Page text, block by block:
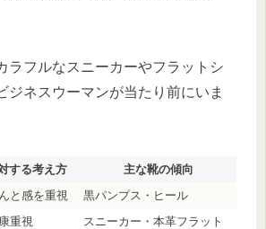
ラフルなスニーカーやフラットシ
ジネスウーマンが当たり前にいま
する考え方
主な靴の傾向
と感を重視
黒パンプス・ヒール
重視 スニーカー・本革フラット